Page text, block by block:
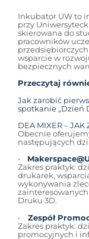
Inkubator UW to
przy
skierowana do
pracowników
wsparcie w
bezpiecznych
Przeczytaj
Jak zarobić
spotkanie „Dzień
DEA MIXER – JAK
Obecnie
następujących
•
Zakres praktyk:
drukarek,
wykonywania
Druku 3D.
•
Zespół
Zakres praktyk:
promocyjnych i